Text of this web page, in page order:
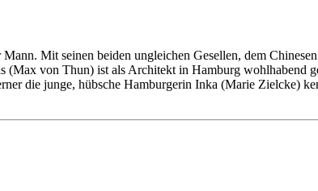
Mit seinen beiden ungleichen Gesellen, dem
von Thun) ist als Architekt in Hamburg wohlhabend
die junge, hübsche Hamburgerin Inka (Marie Zielcke)